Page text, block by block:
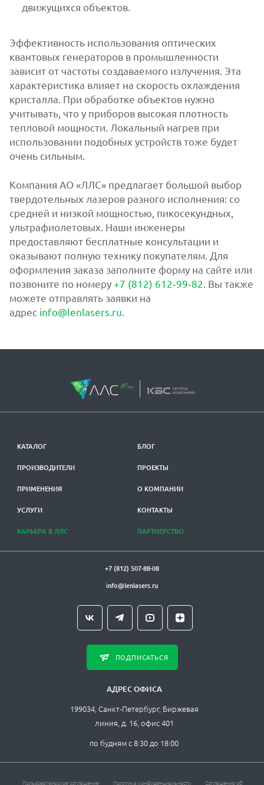
движущихся объектов.
Эффективность использования оптических
квантовых генераторов в промышленности
зависит от частоты создаваемого излучения. Эта
характеристика влияет на скорость охлаждения
кристалла. При обработке объектов нужно
учитывать, что у приборов высокая плотность
тепловой мощности. Локальный нагрев при
использовании подобных устройств тоже будет
очень сильным.
Компания АО «ЛЛС» предлагает большой выбор
твердотельных лазеров разного исполнения: со
средней и низкой мощностью, пикосекундных,
ультрафиолетовых. Наши инженеры
предоставляют бесплатные консультации и
оказывают полную технику покупателям. Для
оформления заказа заполните форму на сайте или
позвоните по номеру+7 (812) 612‑99‑82 . Вы также
можете отправлять заявки на
адрес info@lenlasers.ru
КАТАЛОГ
ПРОИЗВОДИТЕЛИ
ПРИМЕНЕНИЯ
УСЛУГИ
КАРЬЕРА В ЛЛС
БЛОГ
ПРОЕКТЫ
О КОМПАНИИ
КОНТАКТЫ
ПАРТНЕРСТВО
+7 (812) 507-88-08
info@lenlasers.ru
ПОДПИСАТЬСЯ
АДРЕС ОФИСА
199034, Санкт-Петербург, Биржевая
линия, д. 16, офис 401
по будням с 8:30 до 18:00
Пользовательское соглашение Политика конфиденциальности Соглашения об